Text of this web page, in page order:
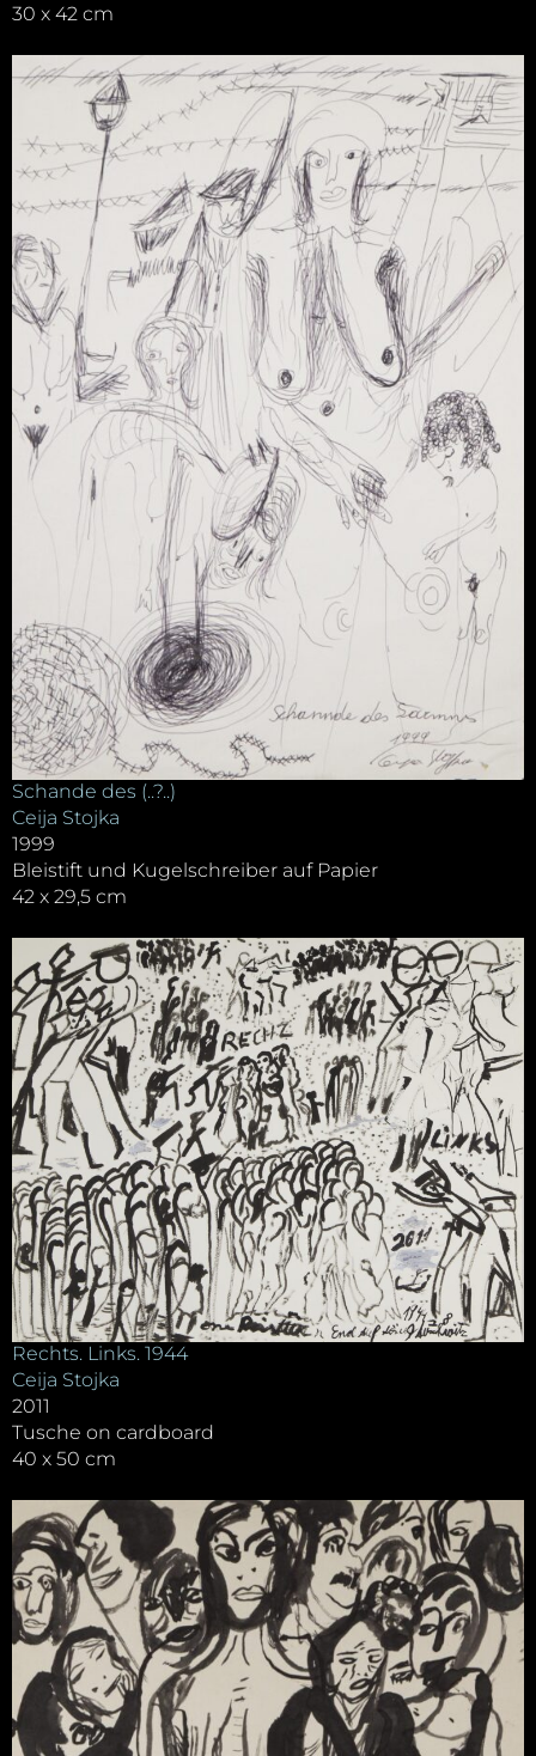
30 x 42 cm
Schande des (..?..)
Ceija Stojka
1999
Bleistift und Kugelschreiber auf Papier
42 x 29,5 cm
Rechts. Links. 1944
Ceija Stojka
2011
Tusche on cardboard
40 x 50 cm